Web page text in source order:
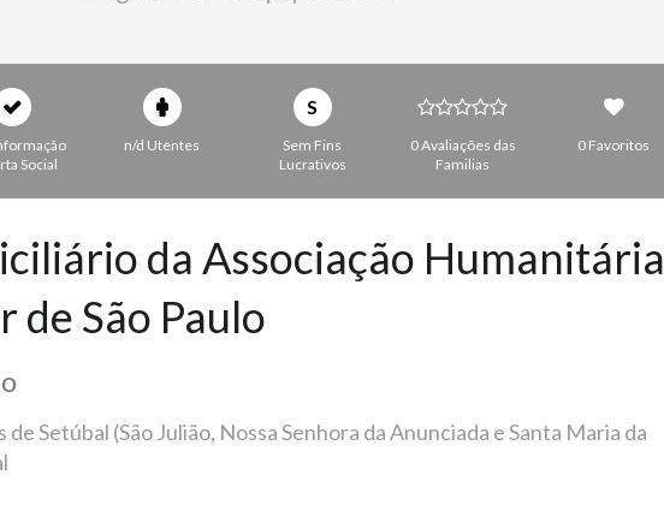
Social
n/d Utentes
S
Sem Fins
Lucrativos
0 Avaliações das
Familias
0 Favoritos
da Associação Humanitária
de São Paulo
Setúbal (São Julião, Nossa Senhora da Anunciada e Santa Maria da